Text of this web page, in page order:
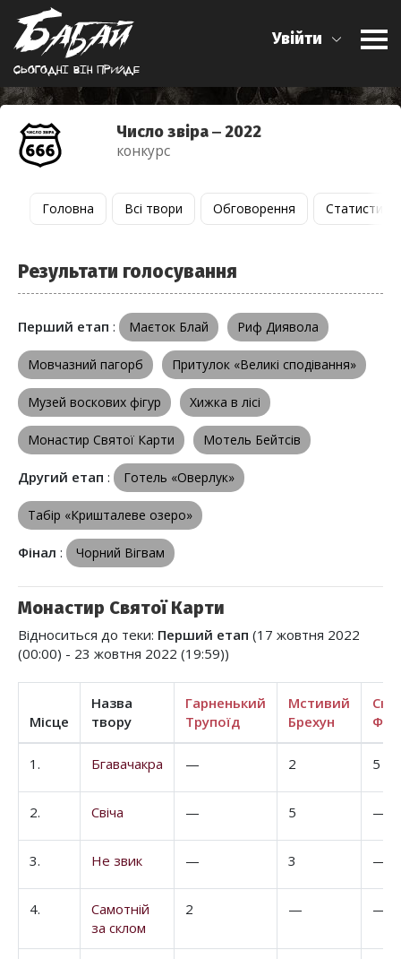
Сьогоднi вiн прийде
Увійти
Число звіра ‒ 2022
конкурс
Головна Всі твори Обговорення Статистика
Результати голосування
Перший етап : Маєток Блай Риф Диявола
Мовчазний пагорб Притулок «Великі сподівання»
Музей воскових фігур Хижка в лісі
Монастир Святої Карти Мотель Бейтсів
Другий етап : Готель «Оверлук»
Табір «Кришталеве озеро»
Фінал : Чорний Вігвам
Монастир Святої Карти
Відноситься до теки: Перший етап (17 жовтня 2022
(00:00) - 23 жовтня 2022 (19:59))
Місце
Назва
твору
Гарненький
Трупоїд
Мстивий
Брехун
1. Бгавачакра — 2 5
2. Свіча — 5 —
3. Не звик — 3 —
4.
Самотній
за склом
2 — —